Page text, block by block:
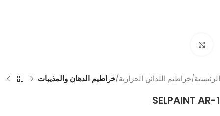
الرئيسية خراطيم اللدائن الحرارية خراطيم الدهان والمذيبات
SELPAINT AR-1